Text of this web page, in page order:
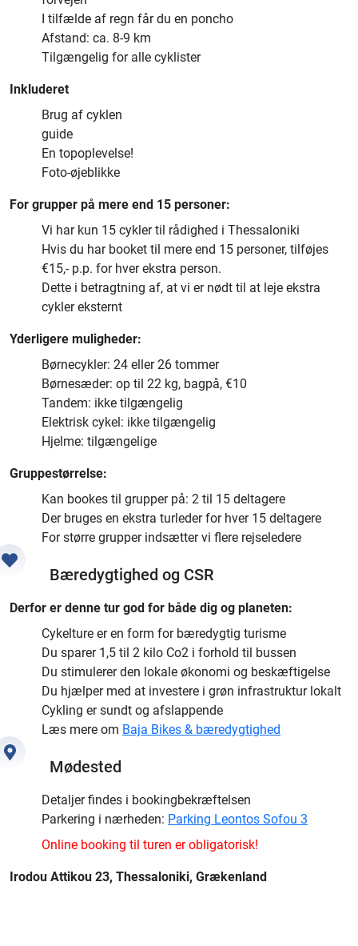
I tilfælde af regn får du en poncho
Afstand: ca. 8-9 km
Tilgængelig for alle cyklister
Inkluderet
Brug af cyklen
guide
En topoplevelse!
Foto-øjeblikke
For grupper på mere end 15 personer:
Vi har kun 15 cykler til rådighed i Thessaloniki
Hvis du har booket til mere end 15 personer, tilføjes
€15,- p.p. for hver ekstra person.
Dette i betragtning af, at vi er nødt til at leje ekstra
cykler eksternt
Yderligere muligheder:
Børnecykler: 24 eller 26 tommer
Børnesæder: op til 22 kg, bagpå, €10
Tandem: ikke tilgængelig
Elektrisk cykel: ikke tilgængelig
Hjelme: tilgængelige
Gruppestørrelse:
Kan bookes til grupper på: 2 til 15 deltagere
Der bruges en ekstra turleder for hver 15 deltagere
For større grupper indsætter vi flere rejseledere
Bæredygtighed og CSR
Derfor er denne tur god for både dig og planeten:
Cykelture er en form for bæredygtig turisme
Du sparer 1,5 til 2 kilo Co2 i forhold til bussen
Du stimulerer den lokale økonomi og beskæftigelse
Du hjælper med at investere i grøn infrastruktur lokalt
Cykling er sundt og afslappende
Læs mere om Baja Bikes & bæredygtighed
Mødested
Detaljer findes i bookingbekræftelsen
Parkering i nærheden: Parking Leontos Sofou 3
Online booking til turen er obligatorisk!
Irodou Attikou 23, Thessaloniki, Grækenland